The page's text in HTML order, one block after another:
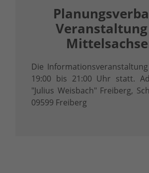
Veranstaltung
Die
19:00 bis 21:00 Uhr statt.
"Julius Weisbach" Freiberg,
09599 Freiberg